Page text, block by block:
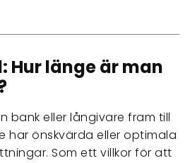
Hur länge är man
bank eller långivare fram till
har önskvärda eller optimala
Som ett villkor för att